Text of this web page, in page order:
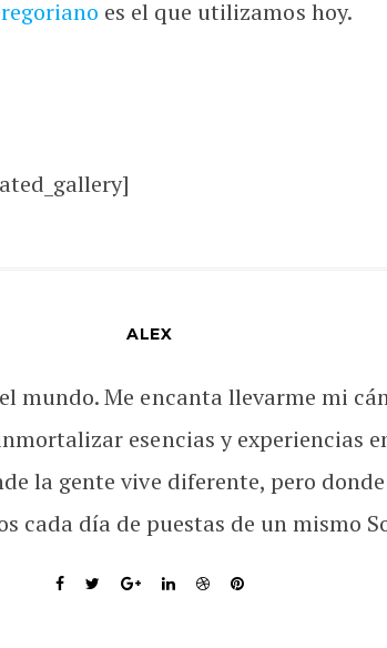
es el que utilizamos hoy.
ALEX
mundo. Me encanta llevarme mi
esencias y experiencias
la gente vive diferente, pero
cada día de puestas de un mismo